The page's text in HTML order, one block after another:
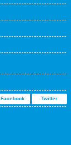
Facebook Twitter